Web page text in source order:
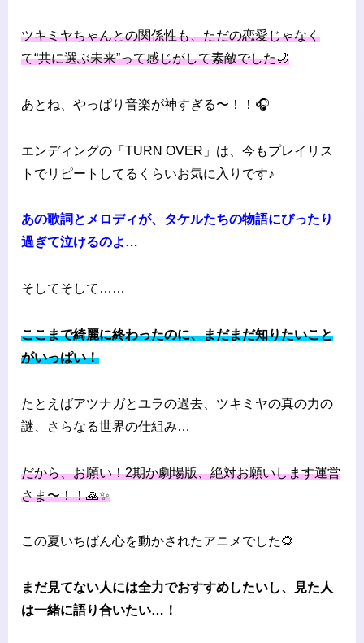
ツキミヤちゃんとの関係性も、ただの恋愛じゃなく
て“共に選ぶ未来”って感じがして素敵でした🌙
あとね、やっぱり音楽が神すぎる〜！！🎧
エンディングの「TURN OVER」は、今もプレイリス
トでリピートしてるくらいお気に入りです♪
あの歌詞とメロディが、タケルたちの物語にぴったり
過ぎて泣けるのよ…
そしてそして……
ここまで綺麗に終わったのに、まだまだ知りたいこと
がいっぱい！
たとえばアツナガとユラの過去、ツキミヤの真の力の
謎、さらなる世界の仕組み…
だから、お願い！2期か劇場版、絶対お願いします運営
さま〜！！🙏✨
この夏いちばん心を動かされたアニメでした🌻
まだ見てない人には全力でおすすめしたいし、見た人
は一緒に語り合いたい…！